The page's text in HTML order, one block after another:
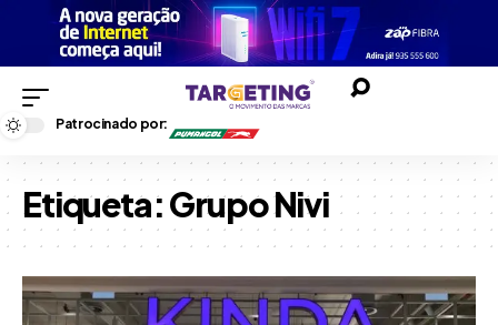
Patrocinado por:
Etiqueta:Grupo Nivi